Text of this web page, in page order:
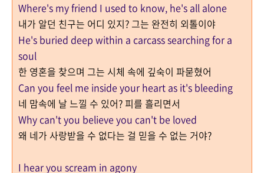
Where's my friend I used to know, he's all alone
내가 알던 친구는 어디 있지? 그는 완전히 외톨이야
He's buried deep within a carcass searching for a
soul
한 영혼을 찾으며 그는 시체 속에 깊숙이 파묻혔어
Can you feel me inside your heart as it's bleeding
네 맘속에 날 느낄 수 있어? 피를 흘리면서
Why can't you believe you can't be loved
왜 네가 사랑받을 수 없다는 걸 믿을 수 없는 거야?
I hear you scream in agony